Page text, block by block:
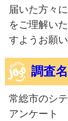
届いた方々
をご理解い
すようお願
調査
常総市のシ
アンケート